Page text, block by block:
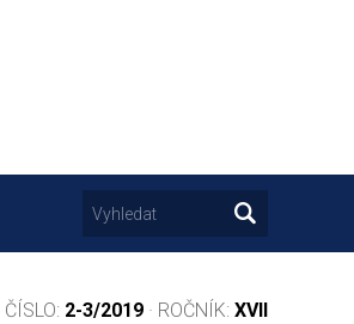
ČÍSLO: 2-3/2019 · ROČNÍK: XVII